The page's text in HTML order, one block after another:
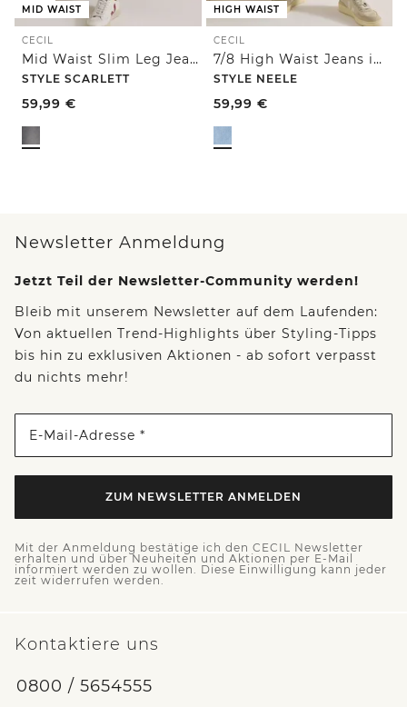
MID WAIST
CECIL
Mid Waist Slim Leg Jeans im Casual Fit
STYLE SCARLETT
59,99 €
HIGH WAIST
CECIL
7/8 High Waist Jeans im Loose Fit
STYLE NEELE
59,99 €
Newsletter Anmeldung
Jetzt Teil der Newsletter-Community werden!
Bleib mit unserem Newsletter auf dem Laufenden:
Von aktuellen Trend-Highlights über Styling-Tipps
bis hin zu exklusiven Aktionen - ab sofort verpasst
du nichts mehr!
E-Mail-Adresse *
ZUM NEWSLETTER ANMELDEN
Mit der Anmeldung bestätige ich den CECIL Newsletter
erhalten und über Neuheiten und Aktionen per E-Mail
informiert werden zu wollen. Diese Einwilligung kann jeder
zeit widerrufen werden.
Kontaktiere uns
0800 / 5654555